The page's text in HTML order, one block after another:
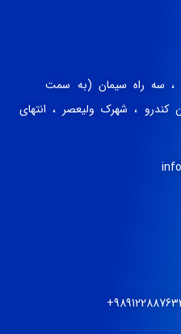
، سه راه سیمان (به سمت
کندرو ، شهرک ولیعصر ، انتهای